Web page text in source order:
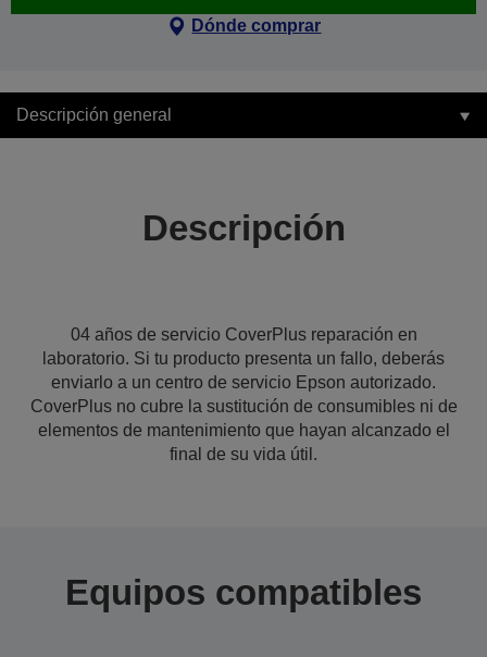
Dónde comprar
Descripción general
Descripción
04 años de servicio CoverPlus reparación en
laboratorio. Si tu producto presenta un fallo, deberás
enviarlo a un centro de servicio Epson autorizado.
CoverPlus no cubre la sustitución de consumibles ni de
elementos de mantenimiento que hayan alcanzado el
final de su vida útil.
Equipos compatibles